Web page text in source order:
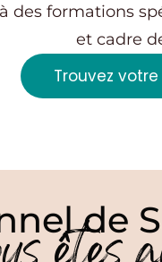
formations
et cadre
Trouvez
de